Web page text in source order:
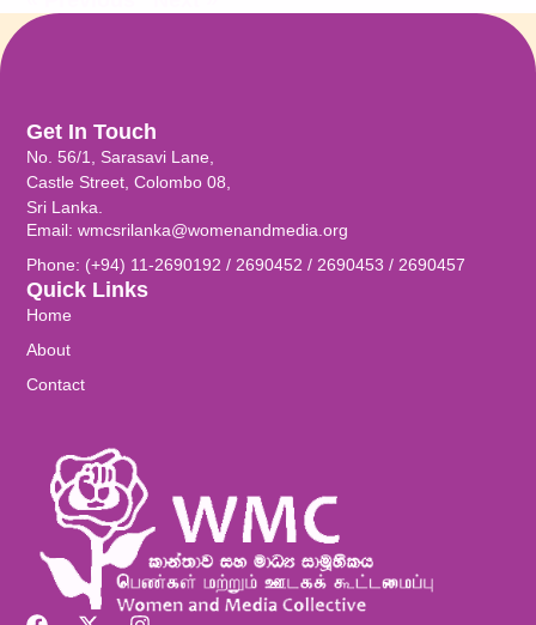
Quick Links
Home
About
Contact
Get In Touch
No. 56/1, Sarasavi Lane,
Castle Street, Colombo 08,
Sri Lanka.
Email: wmcsrilanka@womenandmedia.org
Phone: (+94) 11-2690192 / 2690452 / 2690453 / 2690457